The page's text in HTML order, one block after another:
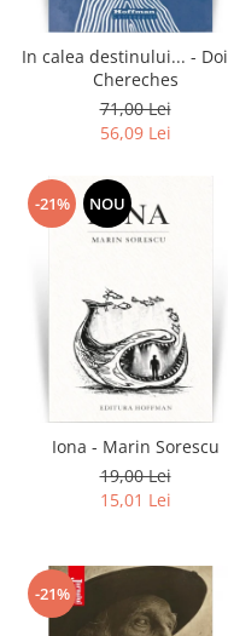
In calea destinului... - Doina
Chereches
71,00 Lei
56,09 Lei
-21% NOU
Iona - Marin Sorescu
19,00 Lei
15,01 Lei
-21%